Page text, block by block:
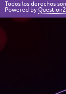
Todos los derechos
Powered by